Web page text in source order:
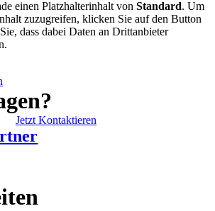
einen Platzhalterinhalt von Standard. Um
zuzugreifen, klicken Sie auf den Button
dass dabei Daten an Drittanbieter
Jetzt Kontaktieren